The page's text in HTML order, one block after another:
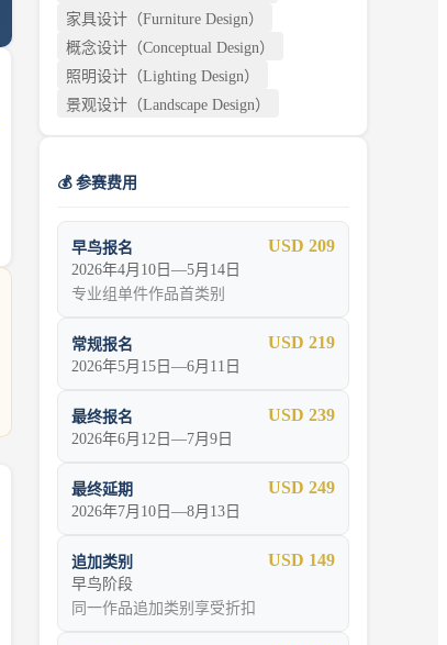
家具设计（Furniture Design）
概念设计（Conceptual Design）
照明设计（Lighting Design）
景观设计（Landscape Design）
💰 参赛费用
早鸟报名 USD 209
2026年4月10日—5月14日
专业组单件作品首类别
常规报名 USD 219
2026年5月15日—6月11日
最终报名 USD 239
2026年6月12日—7月9日
最终延期 USD 249
2026年7月10日—8月13日
追加类别 USD 149
早鸟阶段
同一作品追加类别享受折扣